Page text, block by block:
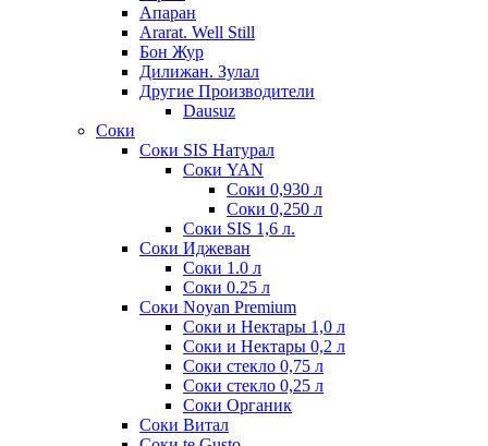
Апаран
Ararat. Well Still
Бон Жур
Дилижан. Зулал
Другие Производители
Dausuz
Соки
Соки SIS Натурал
Соки YAN
Соки 0,930 л
Соки 0,250 л
Соки SIS 1,6 л.
Соки Иджеван
Соки 1.0 л
Соки 0.25 л
Соки Noyan Premium
Соки и Нектары 1,0 л
Соки и Нектары 0,2 л
Соки стекло 0,75 л
Соки стекло 0,25 л
Соки Органик
Соки Витал